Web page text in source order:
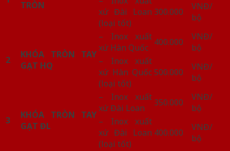
TRÒN
xứ Đài Loan
(loại tốt)
300.000
VNĐ/
bộ
2
KHÓA TRÒN TAY
GẠT HQ
– Inox xuất
xứ Hàn Quốc 400.000
VNĐ/
bộ
– Inox xuất
xứ Hàn Quốc
(loại tốt)
500.000
VNĐ/
bộ
3
KHÓA TRÒN TAY
GẠT ĐL
– Inox xuất
xứ Đài Loan
350.000
VNĐ/
bộ
– Inox xuất
xứ Đài Loan
(loại tốt)
400.000
VNĐ/
bộ